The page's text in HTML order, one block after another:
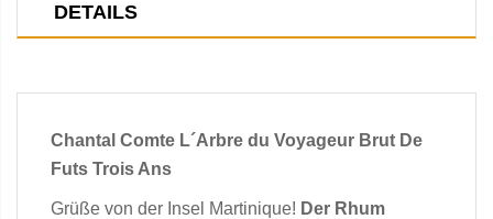
DETAILS
Chantal Comte L´Arbre du Voyageur Brut De
Futs Trois Ans
Grüße von der Insel Martinique! Der Rhum